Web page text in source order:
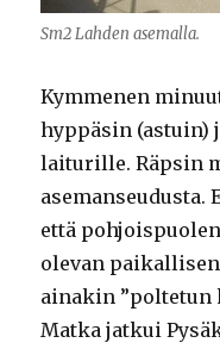
Sm2 Lahden asemalla.
Kymmenen
hyppäsin (astuin)
laiturille. Räpsin
asemanseudusta.
että
olevan
ainakin ”poltetun
Matka jatkui